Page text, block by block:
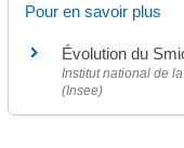
Pour en savoir plus
Évolution du
Institut national de
(Insee)